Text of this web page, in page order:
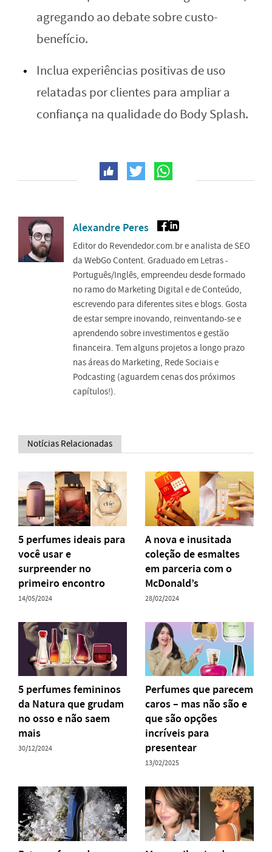
agregando ao debate sobre custo-
benefício.
Inclua experiências positivas de uso
relatadas por clientes para ampliar a
confiança na qualidade do Body Splash.
Alexandre Peres
Editor do Revendedor.com.br e analista de SEO
da WebGo Content. Graduado em Letras -
Português/Inglês, empreendeu desde formado
no ramo do Marketing Digital e de Conteúdo,
escrevendo para diferentes sites e blogs. Gosta
de estar sempre inovando, reinventando-se e
aprendendo sobre investimentos e gestão
financeira. Tem alguns projetos a longo prazo
nas áreas do Marketing, Rede Sociais e
Podcasting (aguardem cenas dos próximos
capítulos!).
Notícias Relacionadas
5 perfumes ideais para
você usar e
surpreender no
primeiro encontro
14/05/2024
A nova e inusitada
coleção de esmaltes
em parceria com o
McDonald’s
28/02/2024
5 perfumes femininos
da Natura que grudam
no osso e não saem
mais
30/12/2024
Perfumes que parecem
caros – mas não são e
que são opções
incríveis para
presentear
13/02/2025